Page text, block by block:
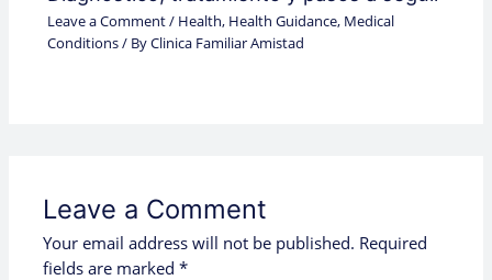
Leave a Comment/ Health, Health Guidance, Medical
Conditions/ ByClinica Familiar Amistad
Leave a Comment
Your email address will not be published. Required
fields are marked*